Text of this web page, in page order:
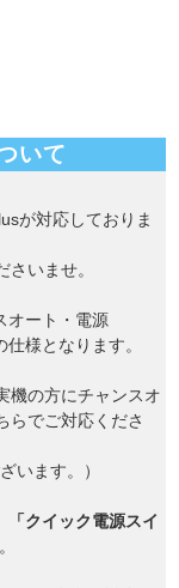
いて
が対応しておりま
いませ。
オート・電源
様となります。
機の方にチャンスオ
らでご対応くださ
います。）
「クイック電源スイ